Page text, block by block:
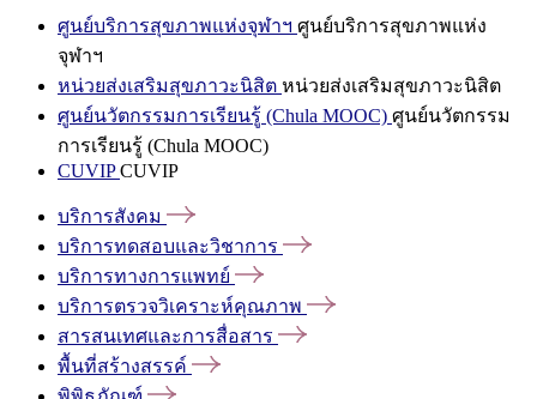
ศูนย์บริการสุขภาพแห่งจุฬาฯ ศูนย์บริการสุขภาพแห่ง
จุฬาฯ
หน่วยส่งเสริมสุขภาวะนิสิต หน่วยส่งเสริมสุขภาวะนิสิต
ศูนย์นวัตกรรมการเรียนรู้ (Chula MOOC) ศูนย์นวัตกรรม
การเรียนรู้ (Chula MOOC)
CUVIPCUVIP
บริการสังคม
บริการทดสอบและวิชาการ
บริการทางการแพทย์
บริการตรวจวิเคราะห์คุณภาพ
สารสนเทศและการสื่อสาร
พื้นที่สร้างสรรค์